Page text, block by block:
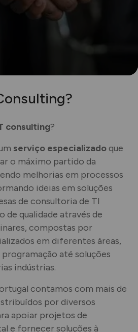
consulting?
serviço especializadoque
o máximo partido da
melhorias em processos
ideias em soluções
de consultoria de TI
de qualidade através de
compostas por
em diferentes áreas,
programação até soluções
indústrias.
contamos com mais de
por diversos
apoiar projetos de
e fornecer soluções à